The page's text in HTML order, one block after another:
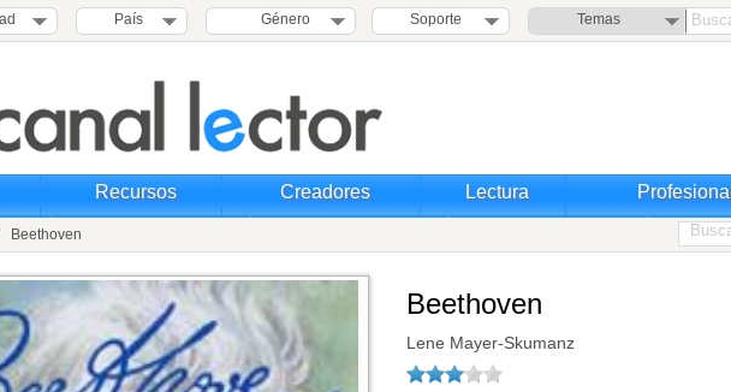
País Género Soporte Temas
Recursos Creadores Lectura
Beethoven
Beethoven
Lene Mayer-Skumanz